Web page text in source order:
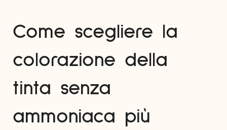
Come scegliere la
colorazione della
tinta senza
ammoniaca più